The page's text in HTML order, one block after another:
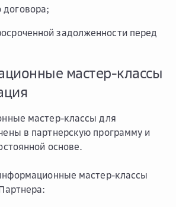
договора;
задолженности перед
мастер-классы
мастер-классы для
в партнерскую программу и
основе.
мастер-классы